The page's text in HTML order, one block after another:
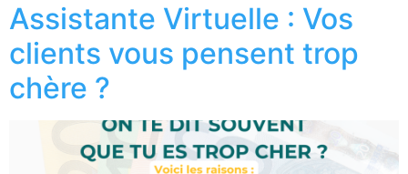
Assistante Virtuelle : Vos
clients vous pensent trop
chère ?